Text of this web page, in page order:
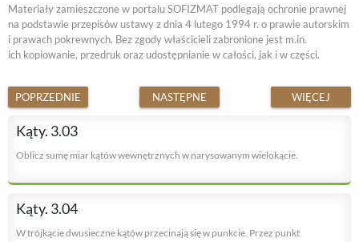
Materiały zamieszczone w portalu SOFIZMAT podlegają ochronie prawnej
na podstawie przepisów ustawy z dnia 4 lutego 1994 r. o prawie autorskim
i prawach pokrewnych. Bez zgody właścicieli zabronione jest m.in.
ich kopiowanie, przedruk oraz udostępnianie w całości, jak i w części.
POPRZEDNIE NASTĘPNE WIĘCEJ
Kąty. 3.03
Oblicz sumę miar kątów wewnętrznych w narysowanym wielokącie.
Kąty. 3.04
W trójkącie dwusieczne kątów przecinają się w punkcie. Przez punkt